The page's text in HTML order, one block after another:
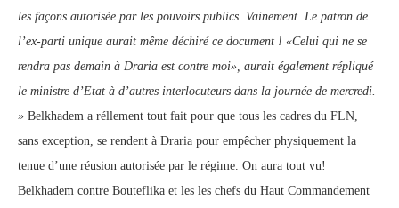
les façons autorisée par les pouvoirs publics. Vainement. Le patron de
l’ex-parti unique aurait même déchiré ce document ! «Celui qui ne se
rendra pas demain à Draria est contre moi», aurait également répliqué
le ministre d’Etat à d’autres interlocuteurs dans la journée de mercredi.
» Belkhadem a réllement tout fait pour que tous les cadres du FLN,
sans exception, se rendent à Draria pour empêcher physiquement la
tenue d’une réusion autorisée par le régime. On aura tout vu!
Belkhadem contre Bouteflika et les les chefs du Haut Commandement